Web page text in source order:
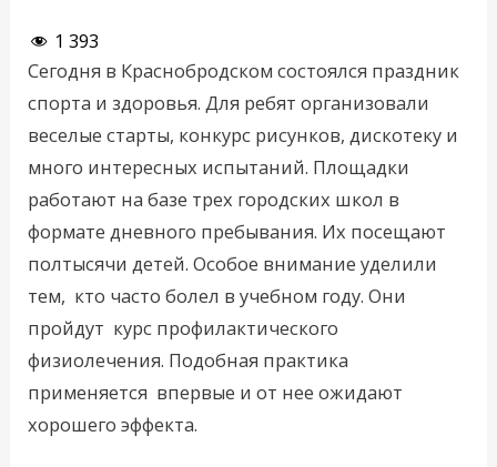
1 393
Сегодня в Краснобродском состоялся праздник
спорта и здоровья. Для ребят организовали
веселые старты, конкурс рисунков, дискотеку и
много интересных испытаний. Площадки
работают на базе трех городских школ в
формате дневного пребывания. Их посещают
полтысячи детей. Особое внимание уделили
тем, кто часто болел в учебном году. Они
пройдут курс профилактического
физиолечения. Подобная практика
применяется впервые и от нее ожидают
хорошего эффекта.